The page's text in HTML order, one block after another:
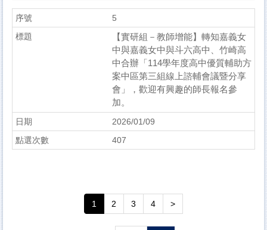
5
【實研組－教師增能】轉知嘉義女
中與嘉義女中與斗六高中、竹崎高
中合辦「114學年度高中優質輔助方
案中區第三組線上諮輔會議暨分享
會」，歡迎有興趣的師長報名參
加。
2026/01/09
407
1 2 3 4 >